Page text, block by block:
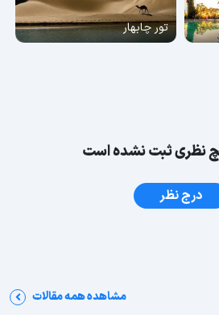
تور چابهار
نظری ثبت نشده است
درج نظر
مشاهده همه مقالات